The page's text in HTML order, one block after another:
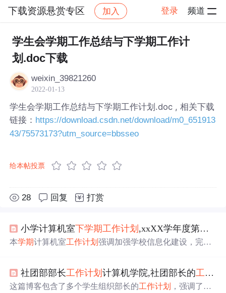
下载资源悬赏专区 加入 登录 频道
社区 下载资源悬赏专区 帖子详情
学生会学期工作总结与下学期工作计
划.doc下载
weixin_39821260
2022-01-13
学生会学期工作总结与下学期工作计划.doc , 相关下载
链接： https://download.csdn.net/download/m0_651913
43/75573173?utm_source=bbsseo
给本帖投票
28 回复 打赏
小学计算机室下学期工作计划 ,xxXX学年度第二
本学期计算机室工作计划强调加强学校信息化建设，完善
社团部部长工作计划计算机学院,社团部长的工作
这篇博客包含了多个学生组织部长的工作计划
，强调了社